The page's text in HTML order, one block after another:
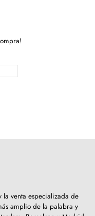
la venta especializada de
amplio de la palabra y